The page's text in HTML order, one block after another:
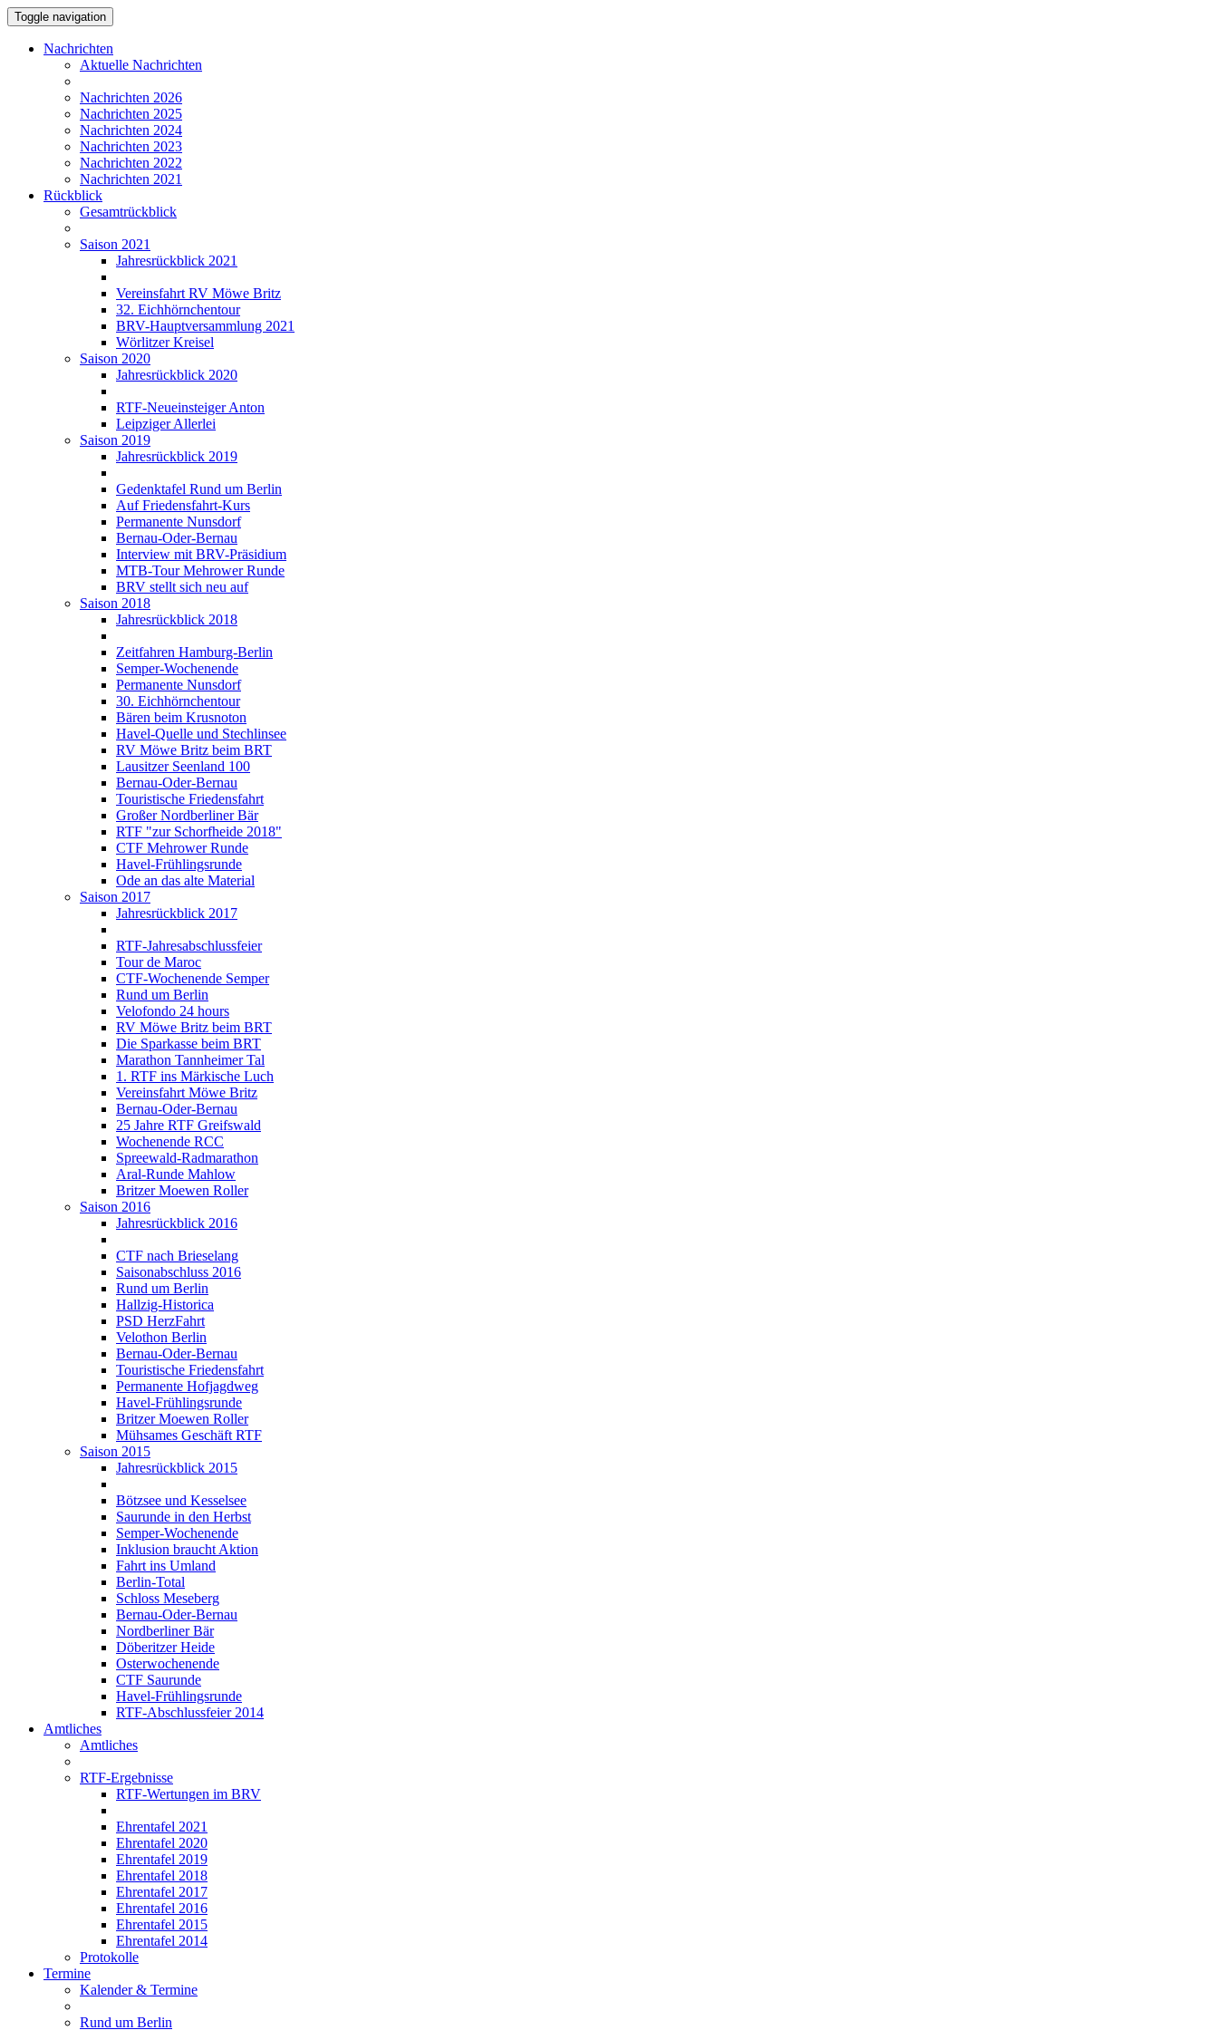
Toggle navigation
Nachrichten
Aktuelle Nachrichten
Nachrichten 2026
Nachrichten 2025
Nachrichten 2024
Nachrichten 2023
Nachrichten 2022
Nachrichten 2021
Rückblick
Gesamtrückblick
Saison 2021
Jahresrückblick 2021
Vereinsfahrt RV Möwe Britz
32. Eichhörnchentour
BRV-Hauptversammlung 2021
Wörlitzer Kreisel
Saison 2020
Jahresrückblick 2020
RTF-Neueinsteiger Anton
Leipziger Allerlei
Saison 2019
Jahresrückblick 2019
Gedenktafel Rund um Berlin
Auf Friedensfahrt-Kurs
Permanente Nunsdorf
Bernau-Oder-Bernau
Interview mit BRV-Präsidium
MTB-Tour Mehrower Runde
BRV stellt sich neu auf
Saison 2018
Jahresrückblick 2018
Zeitfahren Hamburg-Berlin
Semper-Wochenende
Permanente Nunsdorf
30. Eichhörnchentour
Bären beim Krusnoton
Havel-Quelle und Stechlinsee
RV Möwe Britz beim BRT
Lausitzer Seenland 100
Bernau-Oder-Bernau
Touristische Friedensfahrt
Großer Nordberliner Bär
RTF "zur Schorfheide 2018"
CTF Mehrower Runde
Havel-Frühlingsrunde
Ode an das alte Material
Saison 2017
Jahresrückblick 2017
RTF-Jahresabschlussfeier
Tour de Maroc
CTF-Wochenende Semper
Rund um Berlin
Velofondo 24 hours
RV Möwe Britz beim BRT
Die Sparkasse beim BRT
Marathon Tannheimer Tal
1. RTF ins Märkische Luch
Vereinsfahrt Möwe Britz
Bernau-Oder-Bernau
25 Jahre RTF Greifswald
Wochenende RCC
Spreewald-Radmarathon
Aral-Runde Mahlow
Britzer Moewen Roller
Saison 2016
Jahresrückblick 2016
CTF nach Brieselang
Saisonabschluss 2016
Rund um Berlin
Hallzig-Historica
PSD HerzFahrt
Velothon Berlin
Bernau-Oder-Bernau
Touristische Friedensfahrt
Permanente Hofjagdweg
Havel-Frühlingsrunde
Britzer Moewen Roller
Mühsames Geschäft RTF
Saison 2015
Jahresrückblick 2015
Bötzsee und Kesselsee
Saurunde in den Herbst
Semper-Wochenende
Inklusion braucht Aktion
Fahrt ins Umland
Berlin-Total
Schloss Meseberg
Bernau-Oder-Bernau
Nordberliner Bär
Döberitzer Heide
Osterwochenende
CTF Saurunde
Havel-Frühlingsrunde
RTF-Abschlussfeier 2014
Amtliches
Amtliches
RTF-Ergebnisse
RTF-Wertungen im BRV
Ehrentafel 2021
Ehrentafel 2020
Ehrentafel 2019
Ehrentafel 2018
Ehrentafel 2017
Ehrentafel 2016
Ehrentafel 2015
Ehrentafel 2014
Protokolle
Termine
Kalender & Termine
Rund um Berlin